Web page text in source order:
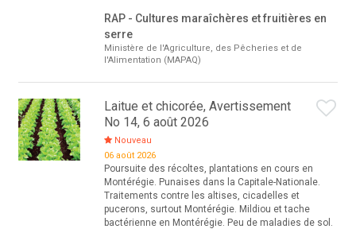
RAP - Cultures maraîchères et fruitières en
serre
Ministère de l'Agriculture, des Pêcheries et de
l'Alimentation (MAPAQ)
Laitue et chicorée, Avertissement
No 14, 6 août 2026
Nouveau
06 août 2026
Poursuite des récoltes, plantations en cours en
Montérégie. Punaises dans la Capitale-Nationale.
Traitements contre les altises, cicadelles et
pucerons, surtout Montérégie. Mildiou et tache
bactérienne en Montérégie. Peu de maladies de sol.